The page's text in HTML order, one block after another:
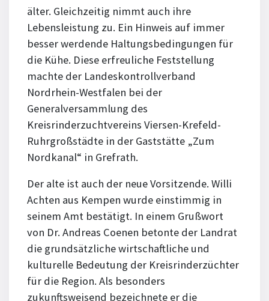
älter. Gleichzeitig nimmt auch ihre
Lebensleistung zu. Ein Hinweis auf immer
besser werdende Haltungsbedingungen für
die Kühe. Diese erfreuliche Feststellung
machte der Landeskontrollverband
Nordrhein-Westfalen bei der
Generalversammlung des
Kreisrinderzuchtvereins Viersen-Krefeld-
Ruhrgroßstädte in der Gaststätte „Zum
Nordkanal“ in Grefrath.
Der alte ist auch der neue Vorsitzende. Willi
Achten aus Kempen wurde einstimmig in
seinem Amt bestätigt. In einem Grußwort
von Dr. Andreas Coenen betonte der Landrat
die grundsätzliche wirtschaftliche und
kulturelle Bedeutung der Kreisrinderzüchter
für die Region. Als besonders
zukunftsweisend bezeichnete er die